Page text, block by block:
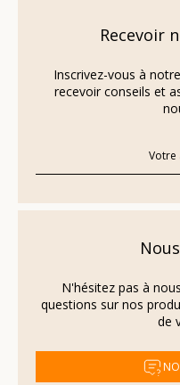
Recevoir
Inscrivez-vous à
recevoir conseils et
N'hésitez pas à
questions sur nos
de